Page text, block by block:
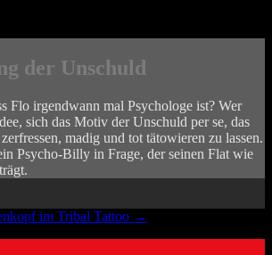
der Unschuld
Flo irgendwann mal Psychologe ist? Wer
sich das Motiv der Unschuld per se, das
madig und tot tätowieren zu lassen.
Psycho-Billy in Frage, der seinen Flat wie
im Tribal Tattoo →